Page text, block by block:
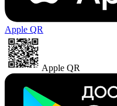
Apple QR
Apple QR